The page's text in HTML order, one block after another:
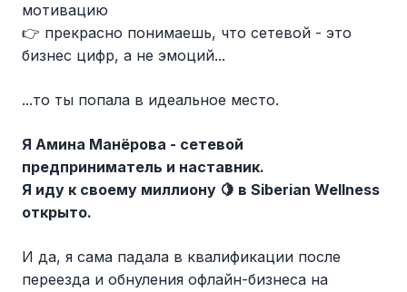
мотивацию
👉 прекрасно понимаешь, что сетевой - это
бизнес цифр, а не эмоций...
...то ты попала в идеальное место.
Я Амина Манёрова - сетевой
предприниматель и наставник.
Я иду к своему миллиону 🍋 в Siberian Wellness
открыто.
И да, я сама падала в квалификации после
переезда и обнуления офлайн-бизнеса на